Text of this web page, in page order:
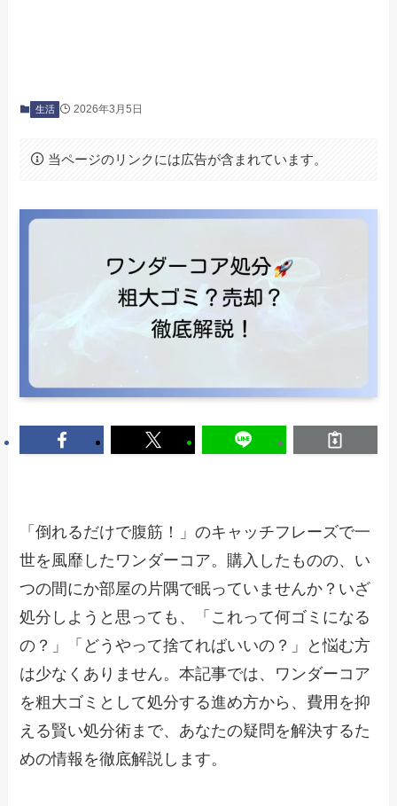
生活 2026年3月5日
当ページのリンクには広告が含まれています。
「倒れるだけで腹筋！」のキャッチフレーズで一
世を風靡したワンダーコア。購入したものの、い
つの間にか部屋の片隅で眠っていませんか？いざ
処分しようと思っても、「これって何ゴミになる
の？」「どうやって捨てればいいの？」と悩む方
は少なくありません。本記事では、ワンダーコア
を粗大ゴミとして処分する進め方から、費用を抑
える賢い処分術まで、あなたの疑問を解決するた
めの情報を徹底解説します。